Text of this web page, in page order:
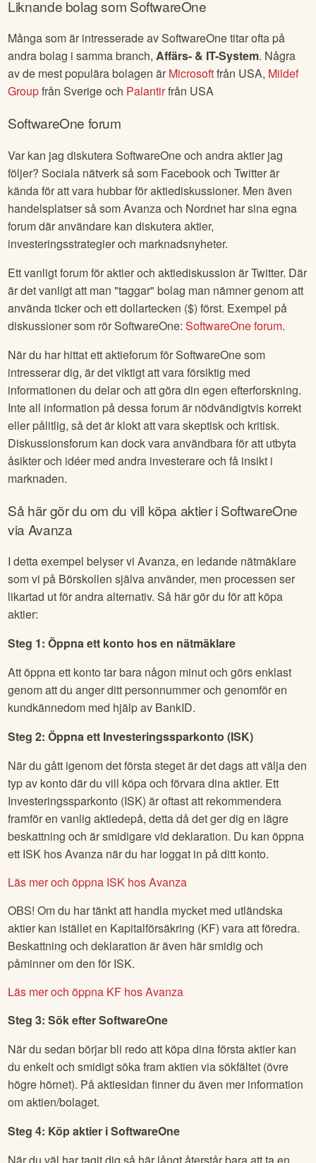
Liknande bolag som SoftwareOne
Många som är intresserade avSoftwareOnetitar ofta på
andra bolag i samma branch,Affärs- & IT-System. Några
av de mest populära bolagen är Microsoftfrån USA, Mildef
GroupfrånSverigeoch Palantirfrån USA
SoftwareOne forum
Var kan jag diskuteraSoftwareOneoch andra aktier jag
följer? Sociala nätverk så som Facebook och Twitter är
kända för att vara hubbar för aktiediskussioner. Men även
handelsplatser så som Avanza och Nordnet har sina egna
forum där användare kan diskutera aktier,
investeringsstrategier och marknadsnyheter.
Ett vanligt forum för aktier och aktiediskussion är Twitter. Där
är det vanligt att man "taggar" bolag man nämner genom att
använda ticker och ett dollartecken ($) först. Exempel på
diskussioner som rörSoftwareOne:SoftwareOneforum.
När du har hittat ett aktieforum förSoftwareOnesom
intresserar dig, är det viktigt att vara försiktig med
informationen du delar och att göra din egen efterforskning.
Inte all information på dessa forum är nödvändigtvis korrekt
eller pålitlig, så det är klokt att vara skeptisk och kritisk.
Diskussionsforum kan dock vara användbara för att utbyta
åsikter och idéer med andra investerare och få insikt i
marknaden.
Så här gör du om du vill köpa aktier iSoftwareOne
via Avanza
I detta exempel belyser vi Avanza, en ledande nätmäklare
som vi på Börskollen själva använder, men processen ser
likartad ut för andra alternativ. Så här gör du för att köpa
aktier:
Steg 1: Öppna ett konto hos en nätmäklare
Att öppna ett konto tar bara någon minut och görs enklast
genom att du anger ditt personnummer och genomför en
kundkännedom med hjälp av BankID.
Steg 2: Öppna ett Investeringssparkonto (ISK)
När du gått igenom det första steget är det dags att välja den
typ av konto där du vill köpa och förvara dina aktier. Ett
Investeringssparkonto (ISK) är oftast att rekommendera
framför en vanlig aktiedepå, detta då det ger dig en lägre
beskattning och är smidigare vid deklaration. Du kan öppna
ett ISK hos Avanza när du har loggat in på ditt konto.
Läs mer och öppna ISK hos Avanza
OBS! Om du har tänkt att handla mycket med utländska
aktier kan istället en Kapitalförsäkring (KF) vara att föredra.
Beskattning och deklaration är även här smidig och
påminner om den för ISK.
Läs mer och öppna KF hos Avanza
Steg 3: Sök efterSoftwareOne
När du sedan börjar bli redo att köpa dina första aktier kan
du enkelt och smidigt söka fram aktien via sökfältet (övre
högre hörnet). På aktiesidan finner du även mer information
om aktien/bolaget.
Steg 4: Köp aktier iSoftwareOne
När du väl har tagit dig så här långt återstår bara att ta en